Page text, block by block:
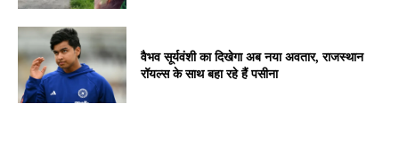
वैभव सूर्यवंशी का दिखेगा अब नया अवतार, राजस्थान
रॉयल्स के साथ बहा रहे हैं पसीना